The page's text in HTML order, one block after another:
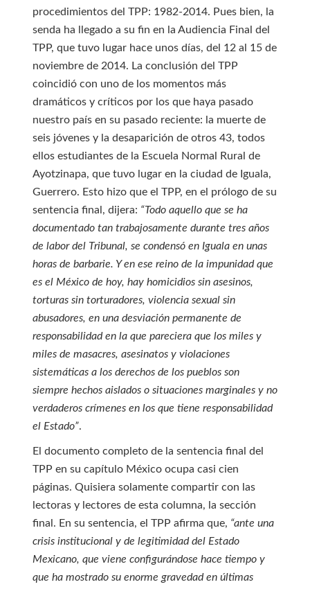
procedimientos del TPP: 1982-2014. Pues bien, la
senda ha llegado a su fin en la Audiencia Final del
TPP, que tuvo lugar hace unos días, del 12 al 15 de
noviembre de 2014. La conclusión del TPP
coincidió con uno de los momentos más
dramáticos y críticos por los que haya pasado
nuestro país en su pasado reciente: la muerte de
seis jóvenes y la desaparición de otros 43, todos
ellos estudiantes de la Escuela Normal Rural de
Ayotzinapa, que tuvo lugar en la ciudad de Iguala,
Guerrero. Esto hizo que el TPP, en el prólogo de su
sentencia final, dijera: “Todo aquello que se ha
documentado tan trabajosamente durante tres años
de labor del Tribunal, se condensó en Iguala en unas
horas de barbarie. Y en ese reino de la impunidad que
es el México de hoy, hay homicidios sin asesinos,
torturas sin torturadores, violencia sexual sin
abusadores, en una desviación permanente de
responsabilidad en la que pareciera que los miles y
miles de masacres, asesinatos y violaciones
sistemáticas a los derechos de los pueblos son
siempre hechos aislados o situaciones marginales y no
verdaderos crímenes en los que tiene responsabilidad
el Estado”.
El documento completo de la sentencia final del
TPP en su capítulo México ocupa casi cien
páginas. Quisiera solamente compartir con las
lectoras y lectores de esta columna, la sección
final. En su sentencia, el TPP afirma que, “ante una
crisis institucional y de legitimidad del Estado
Mexicano, que viene configurándose hace tiempo y
que ha mostrado su enorme gravedad en últimas